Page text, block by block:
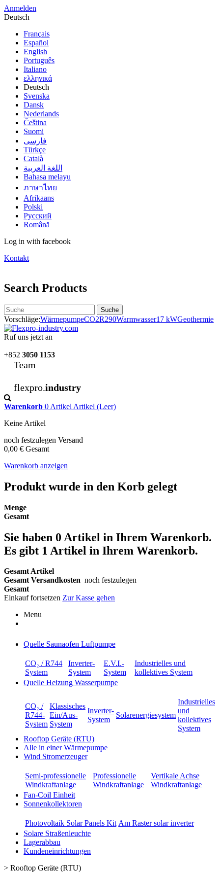
Anmelden
Deutsch
Français
Español
English
Português
Italiano
ελληνικά
Deutsch
Svenska
Dansk
Nederlands
Čeština
Suomi
فارسى
Türkçe
Català
اللغة العربية
Bahasa melayu
ภาษาไทย
Afrikaans
Polski
Русский
Română
Log in with facebook
Kontakt
Search Products
Suche
Vorschläge:WärmepumpeCO2R290Warmwasser17 kWGeothermie
Ruf uns jetzt an
+852 3050 1153
Team
flexpro.industry
Warenkorb 0 Artikel Artikel (Leer)
Keine Artikel
noch festzulegen Versand
0,00 € Gesamt
Warenkorb anzeigen
Produkt wurde in den Korb gelegt
Menge
Gesamt
Sie haben 0 Artikel in Ihrem Warenkorb.
Es gibt 1 Artikel in Ihrem Warenkorb.
Gesamt Artikel
Gesamt Versandkosten noch festzulegen
Gesamt
Einkauf fortsetzen Zur Kasse gehen
Menu
Quelle Saunaofen Luftpumpe
CO₂ / R744
System
Inverter-
System
E.V.I.-
System
Industrielles und
kollektives System
Quelle Heizung Wasserpumpe
CO₂ /
R744-
System
Klassisches
Ein/Aus-
System
Inverter-
System
Solarenergiesystem
Industrielles
und
kollektives
System
Rooftop Geräte (RTU)
Alle in einer Wärmepumpe
Wind Stromerzeuger
Semi-professionelle
Windkraftanlage
Professionelle
Windkraftanlage
Vertikale Achse
Windkraftanlage
Fan-Coil Einheit
Sonnenkollektoren
Photovoltaik Solar Panels Kit Am Raster solar inverter
Solare Straßenleuchte
Lagerabbau
Kundeneinrichtungen
> Rooftop Geräte (RTU)